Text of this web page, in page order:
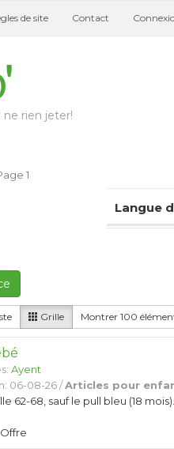
de site Contact
ne rien jeter!
1
Langue
Grille Montrer 100
Ayent
06-08-26 /Articles pour
62-68, sauf le pull bleu (18
Offre